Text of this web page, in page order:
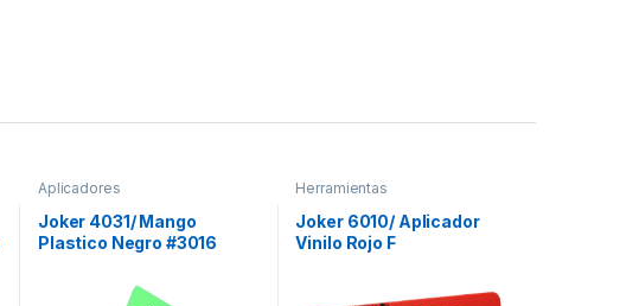
Aplicadores
Joker 4031/ Mango
Plastico Negro #3016
Herramientas
Joker 6010/ Aplicador
Vinilo Rojo F